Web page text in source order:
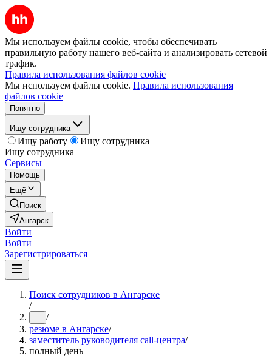
Мы используем файлы cookie, чтобы обеспечивать
правильную работу нашего веб-сайта и анализировать сетевой
трафик.
Правила использования файлов cookie
Мы используем файлы cookie. Правила использования
файлов cookie
Понятно
Ищу сотрудника
Ищу работу
Ищу сотрудника
Ищу сотрудника
Сервисы
Помощь
Ещё
Поиск
Ангарск
Войти
Войти
Зарегистрироваться
Поиск сотрудников в Ангарске
/
... /
резюме в Ангарске/
заместитель руководителя call-центра/
полный день